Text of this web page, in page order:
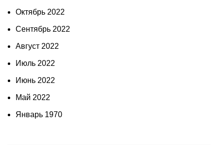
Октябрь 2022
Сентябрь 2022
Август 2022
Июль 2022
Июнь 2022
Май 2022
Январь 1970